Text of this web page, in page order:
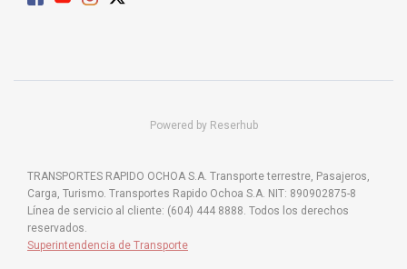
Powered by Reserhub
TRANSPORTES RAPIDO OCHOA S.A. Transporte terrestre, Pasajeros,
Carga, Turismo. Transportes Rapido Ochoa S.A. NIT: 890902875-8
Línea de servicio al cliente: (604) 444 8888. Todos los derechos
reservados.
Superintendencia de Transporte